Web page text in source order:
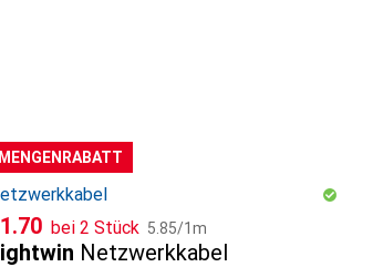
MENGENRABATT
bei 2 Stück CHF
5.85/1m
Netzwerkkabel